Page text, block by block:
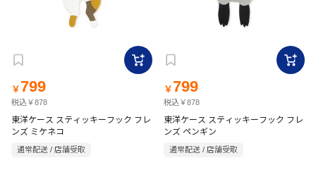
￥ 799
税込￥878
東洋ケース スティッキーフック フレ
ンズ ミケネコ
通常配送 / 店舗受取
￥ 799
税込￥878
東洋ケース スティッキーフック フレ
ンズ ペンギン
通常配送 / 店舗受取